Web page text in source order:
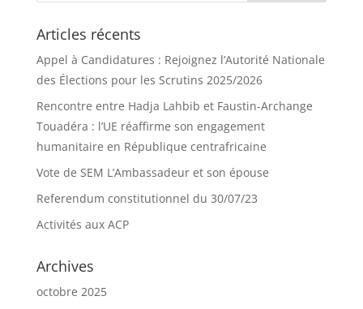
Articles récents
Appel à Candidatures : Rejoignez l’Autorité Nationale
des Élections pour les Scrutins 2025/2026
Rencontre entre Hadja Lahbib et Faustin-Archange
Touadéra : l’UE réaffirme son engagement
humanitaire en République centrafricaine
Vote de SEM L’Ambassadeur et son épouse
Referendum constitutionnel du 30/07/23
Activités aux ACP
Archives
octobre 2025